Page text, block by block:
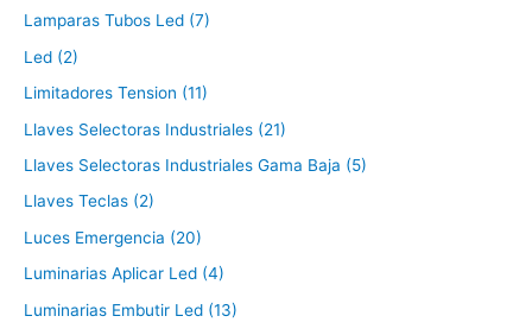
Lamparas Tubos Led (7)
Led (2)
Limitadores Tension (11)
Llaves Selectoras Industriales (21)
Llaves Selectoras Industriales Gama Baja (5)
Llaves Teclas (2)
Luces Emergencia (20)
Luminarias Aplicar Led (4)
Luminarias Embutir Led (13)